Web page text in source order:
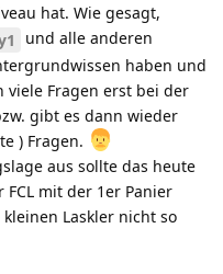
hat. Wie gesagt,
und alle anderen
haben und
viele Fragen erst bei der
gibt es dann wieder
) Fragen.
aus sollte das heute
mit der 1er Panier
Laskler nicht so